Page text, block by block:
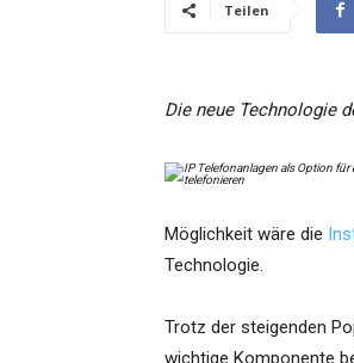
Teilen
Die neue Technologie
Möglichkeit wäre die
Technologie.
Trotz der steigenden
wichtige Komponente